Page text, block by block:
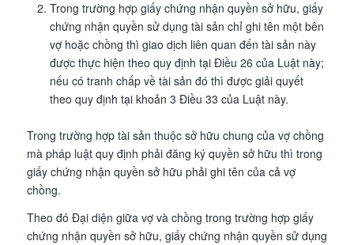
Trong trường hợp giấy chứng nhận quyền sở hữu, giấy
chứng nhận quyền sử dụng tài sản chỉ ghi tên một bên
vợ hoặc chồng thì giao dịch liên quan đến tài sản này
được thực hiện theo quy định tại Điều 26 của Luật này;
nếu có tranh chấp về tài sản đó thì được giải quyết
theo quy định tại khoản 3 Điều 33 của Luật này.
Trong trường hợp tài sản thuộc sở hữu chung của vợ chồng
mà pháp luật quy định phải đăng ký quyền sở hữu thì trong
giấy chứng nhận quyền sở hữu phải ghi tên của cả vợ
chồng.
Theo đó Đại diện giữa vợ và chồng trong trường hợp giấy
chứng nhận quyền sở hữu, giấy chứng nhận quyền sử dụng